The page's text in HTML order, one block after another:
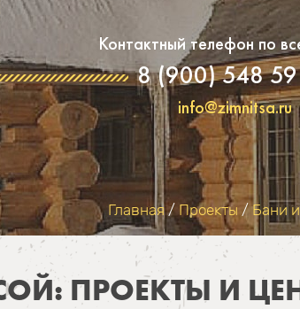
Контактный телефон по
8 (900) 548
info@zimnitsa.ru
Главная / Проекты / Бани
ПРОЕКТЫ И